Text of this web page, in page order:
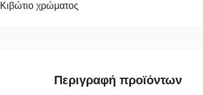
Κιβώτιο χρώματος
Περιγραφή προϊόντων